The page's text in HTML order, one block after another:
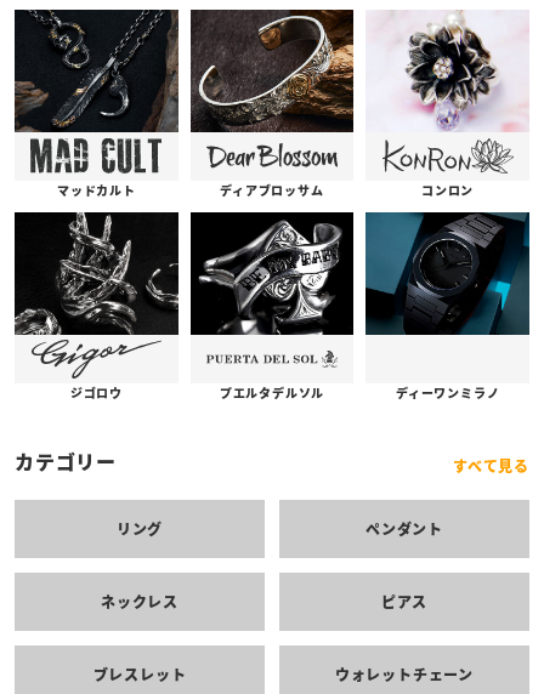
マッドカルト ディアブロッサム コンロン
ジゴロウ プエルタデルソル ディーワンミラノ
カテゴリー すべて見る
リング ペンダント
ネックレス ピアス
ブレスレット ウォレットチェーン